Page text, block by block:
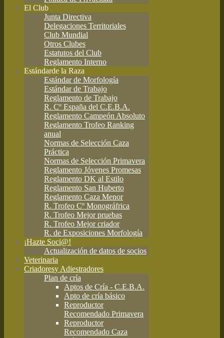
El Club
Junta Directiva
Delegaciones Territoriales
Club Mundial
Otros Clubes
Estatutos del Club
Reglamento Interno
Estándarde la Raza
Estándar de Morfología
Estándar de Trabajo
Reglamento de Trabajo
R. Cº España del C.E.B.A.
Reglamento Campeón Absoluto
Reglamento Trofeo Ranking
anual
Normas de Selección Caza
Práctica
Normas de Selección Primavera
Reglamento Jóvenes Promesas
Reglamento DK al Estilo
Reglamento San Huberto
Reglamento Caza Menor
R. Trofeo Cº Monográfrica
R. Trofeo Mejor pruebas
R. Trofeo Mejor criador
R. de Exposiciones Morfología
¡Hazte Soci@!
Actualización de datos de socios
Veterinaria
Criadoresy Adiestradores
Plan de cría
Aptos de Cría - C.E.B.A.
Apto de cría básico
Reproductor
Recomendado Primavera
Reproductor
Recomendado Caza